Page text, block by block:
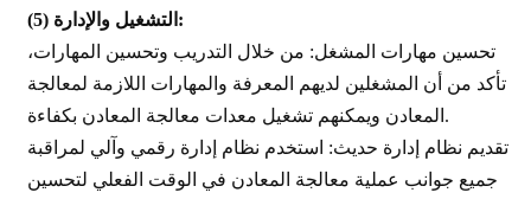
(5)
التشغيل والإدارة:
تحسين مهارات المشغل: من خلال التدريب وتحسين المهارات،
تأكد من أن المشغلين لديهم المعرفة والمهارات اللازمة لمعالجة
المعادن ويمكنهم تشغيل معدات معالجة المعادن بكفاءة.
تقديم نظام إدارة حديث: استخدم نظام إدارة رقمي وآلي لمراقبة
جميع جوانب عملية معالجة المعادن في الوقت الفعلي لتحسين